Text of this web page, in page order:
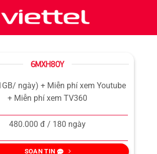
6MXH80Y
ngày) + Miễn phí xem Youtube
+ Miễn phí xem TV360
480.000 đ / 180 ngày
SOẠN TIN